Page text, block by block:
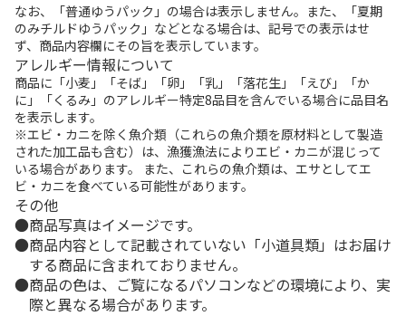
なお、「普通ゆうパック」の場合は表示しません。また、「夏期
のみチルドゆうパック」などとなる場合は、記号での表示はせ
ず、商品内容欄にその旨を表示しています。
アレルギー情報について
商品に「小麦」「そば」「卵」「乳」「落花生」「えび」「か
に」「くるみ」のアレルギー特定8品目を含んでいる場合に品目名
を表示します。
※エビ・カニを除く魚介類（これらの魚介類を原材料として製造
された加工品も含む）は、漁獲漁法によりエビ・カニが混じって
いる場合があります。 また、これらの魚介類は、エサとしてエ
ビ・カニを食べている可能性があります。
その他
商品写真はイメージです。
商品内容として記載されていない「小道具類」はお届け
する商品に含まれておりません。
商品の色は、ご覧になるパソコンなどの環境により、実
際と異なる場合があります。